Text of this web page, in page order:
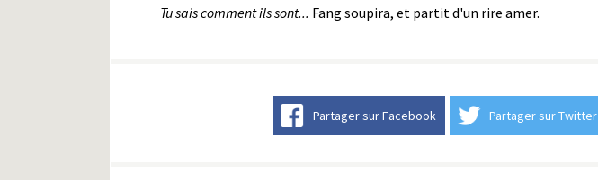
Tu sais comment ils sont... Fang soupira, et partit d'un rire amer.
Partager sur Facebook Partager sur Twitter